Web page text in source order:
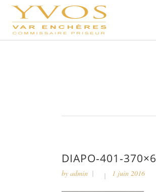
DIAPO-401-
by admin 1 juin 2016